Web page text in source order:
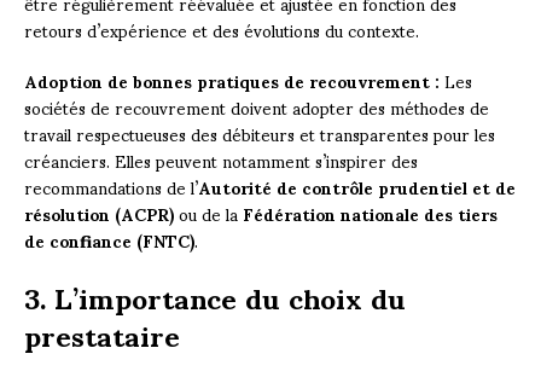
retours d’expérience et des évolutions du contexte.
Adoption de bonnes pratiques de recouvrement :Les
sociétés de recouvrement doivent adopter des méthodes de
travail respectueuses des débiteurs et transparentes pour les
créanciers. Elles peuvent notamment s’inspirer des
recommandations de l’Autorité de contrôle prudentiel et de
résolution (ACPR)ou de laFédération nationale des tiers
de confiance (FNTC).
3. L’importance du choix du
prestataire